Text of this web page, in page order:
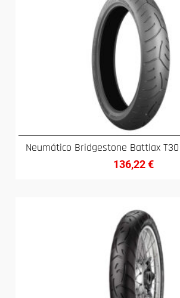
Neumático Bridgestone Battlax T30
136,22€